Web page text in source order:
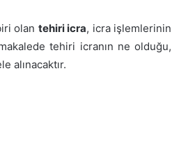
olan tehiri icra, icra işlemlerinin
tehiri icranın ne olduğu,
alınacaktır.